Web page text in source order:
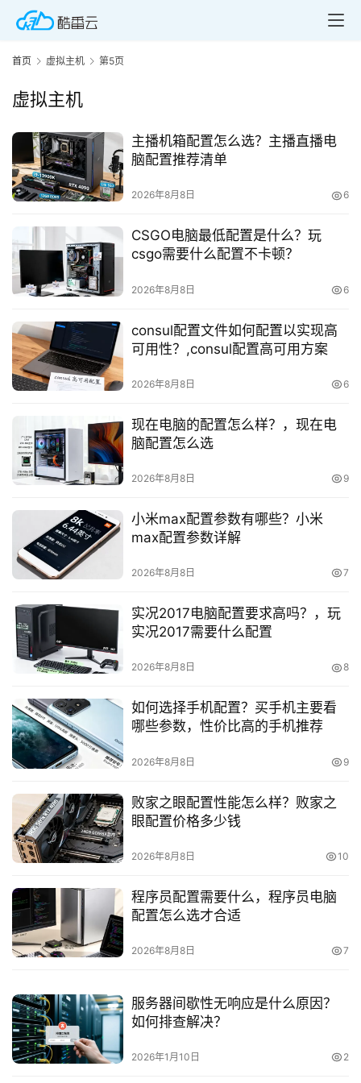
首
页
品
与
务
互
+
动
关
于
我
首页 虚拟主机 第5页
虚拟主机
主播机箱配置怎么选？主播直播电
脑配置推荐清单
2026年8月8日 6
CSGO电脑最低配置是什么？玩
csgo需要什么配置不卡顿？
2026年8月8日 6
consul配置文件如何配置以实现高
可用性？,consul配置高可用方案
2026年8月8日 6
现在电脑的配置怎么样？，现在电
脑配置怎么选
2026年8月8日 9
小米max配置参数有哪些？小米
max配置参数详解
2026年8月8日 7
实况2017电脑配置要求高吗？，玩
实况2017需要什么配置
2026年8月8日 8
如何选择手机配置？买手机主要看
哪些参数，性价比高的手机推荐
2026年8月8日 9
败家之眼配置性能怎么样？败家之
眼配置价格多少钱
2026年8月8日 10
程序员配置需要什么，程序员电脑
配置怎么选才合适
2026年8月8日 7
服务器间歇性无响应是什么原因？
如何排查解决？
2026年1月10日 2